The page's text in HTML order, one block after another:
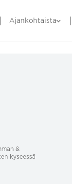
Ajankohtaista
&
kyseessä